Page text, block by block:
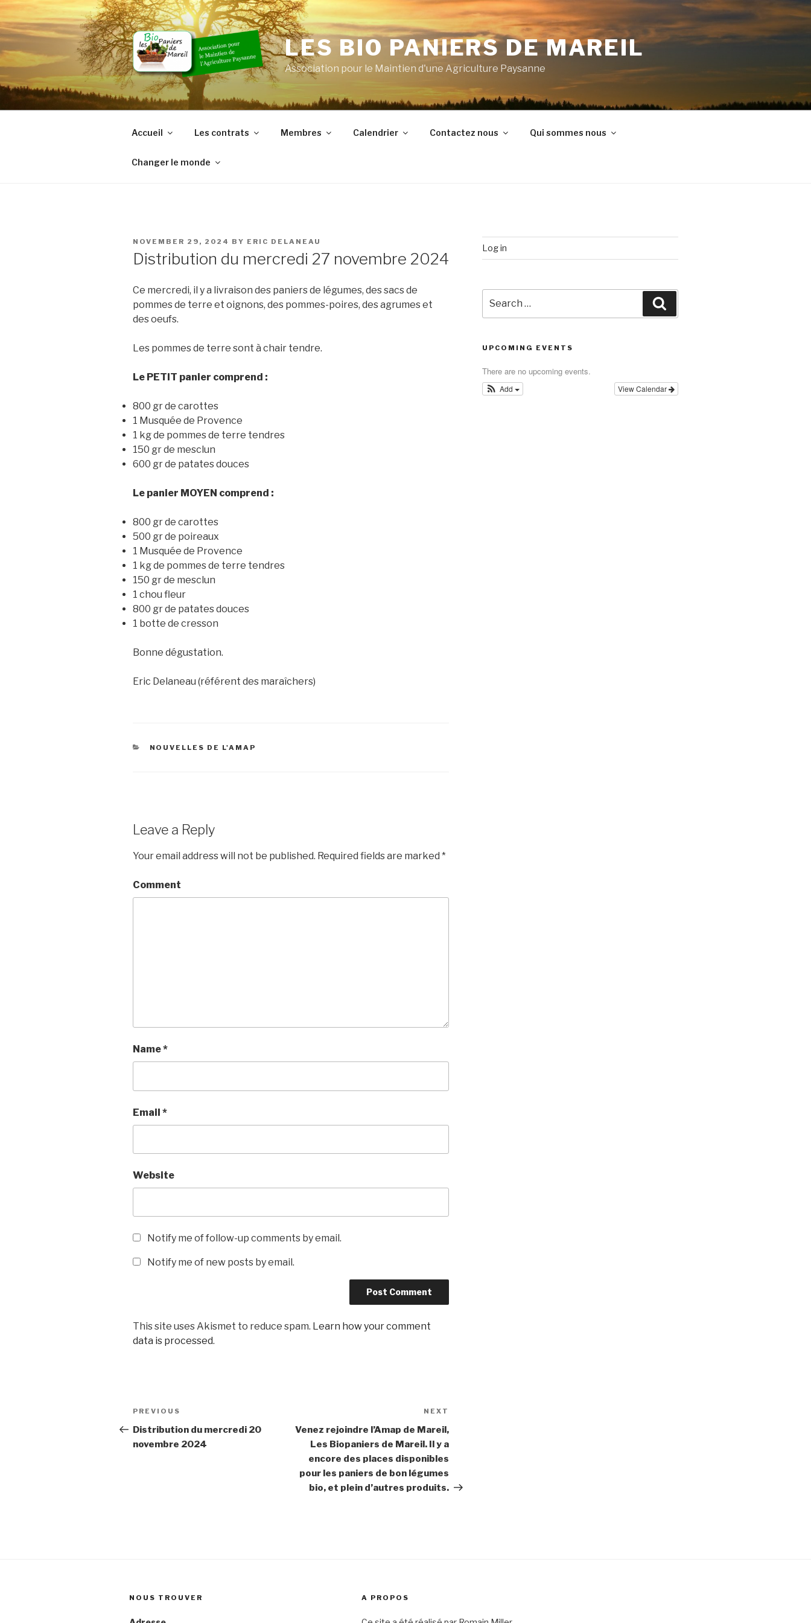
Skip
to
content
LES BIO PANIERS DE MAREIL
Association pour le Maintien d'une Agriculture Paysanne
Accueil Les contrats Membres Calendrier Contactez nous Qui sommes nous
Changer le monde
POSTED
NOVEMBER 29, 2024 BY ERIC DELANEAU
Distribution du mercredi 27 novembre 2024
Ce mercredi, il y a livraison des paniers de légumes, des sacs de
pommes de terre et oignons, des pommes-poires, des agrumes et
des oeufs.
Les pommes de terre sont à chair tendre.
Le PETIT panier comprend :
800 gr de carottes
1 Musquée de Provence
1 kg de pommes de terre tendres
150 gr de mesclun
600 gr de patates douces
Le panier MOYEN comprend :
800 gr de carottes
500 gr de poireaux
1 Musquée de Provence
1 kg de pommes de terre tendres
150 gr de mesclun
1 chou fleur
800 gr de patates douces
1 botte de cresson
Bonne dégustation.
Eric Delaneau (référent des maraîchers)
CATEGORIES
NOUVELLES DE L'AMAP
Leave a Reply
Your email address will not be published. Required fields are marked *
Comment
Name*
Email *
Website
Notify me of follow-up comments by email.
Notify me of new posts by email.
This site uses Akismet to reduce spam. Learn how your comment
data is processed.
Post
navigation
Previous
Post
PREVIOUS
Distribution du mercredi 20
novembre 2024
NEXT
Venez rejoindre l’Amap de Mareil,
Les Biopaniers de Mareil. Il y a
encore des places disponibles
pour les paniers de bon légumes
bio, et plein d’autres produits.
Log in
for:
UPCOMING EVENTS
There are no upcoming events.
View Calendar
Add
NOUS TROUVER A PROPOS